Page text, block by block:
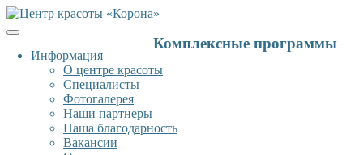
К
содержанию
Информация
О центре красоты
Специалисты
Фотогалерея
Наши партнеры
Наша благодарность
Вакансии
Комплексные программы